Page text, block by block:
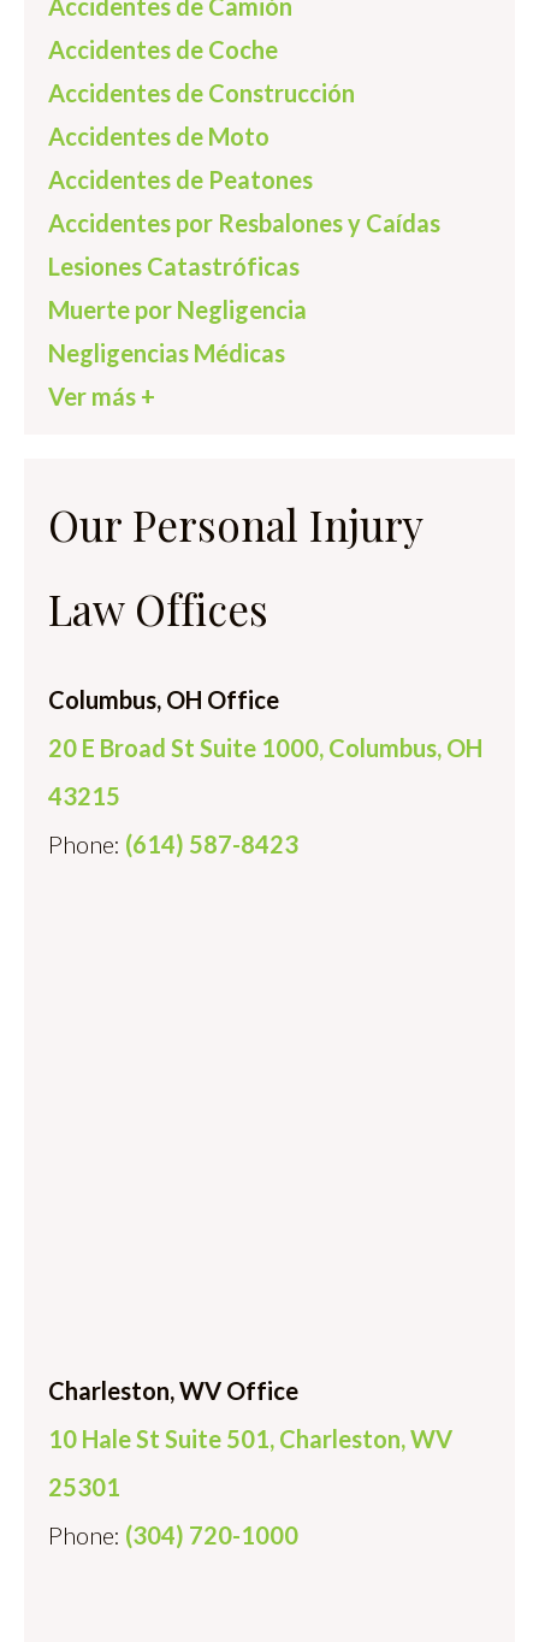
Accidentes de Camión
Accidentes de Coche
Accidentes de Construcción
Accidentes de Moto
Accidentes de Peatones
Accidentes por Resbalones y Caídas
Lesiones Catastróficas
Muerte por Negligencia
Negligencias Médicas
Ver más +
Our Personal Injury
Law Offices
Columbus, OH Office
20 E Broad St Suite 1000, Columbus, OH
43215
Phone: (614) 587-8423
Charleston, WV Office
10 Hale St Suite 501, Charleston, WV
25301
Phone: (304) 720-1000